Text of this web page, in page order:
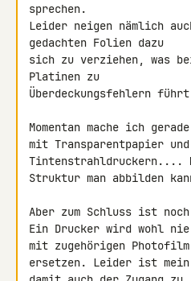
sprechen.
Leider neigen nämlich
gedachten Folien dazu
sich zu verziehen, was
Platinen zu
Überdeckungsfehlern
Momentan mache ich
mit Transparentpapier und
Tintenstrahldruckern....
Struktur man abbilden
Aber zum Schluss ist
Ein Drucker wird wohl
mit zugehörigen Photofilm
ersetzen. Leider ist mein